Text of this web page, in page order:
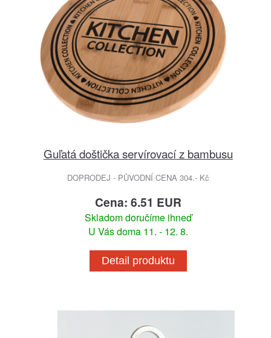
Guľatá doštička servírovací z bambusu
DOPRODEJ - PŮVODNÍ CENA 304.- Kč
Cena: 6.51 EUR
Skladom doručíme ihneď
U Vás doma 11. - 12. 8.
Detail produktu